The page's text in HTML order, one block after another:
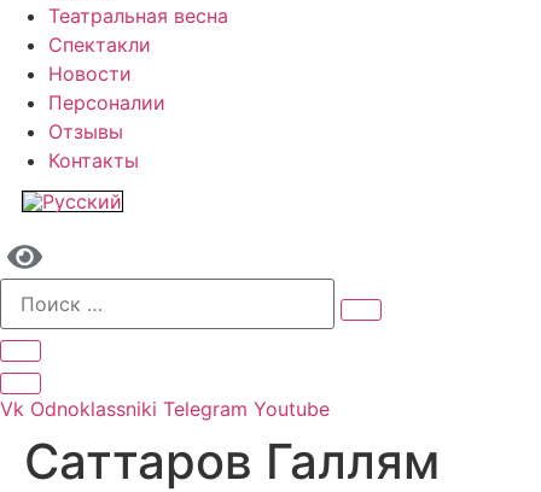
Театральная весна
Спектакли
Новости
Персоналии
Отзывы
Контакты
Vk Odnoklassniki Telegram Youtube
Саттаров Галлям